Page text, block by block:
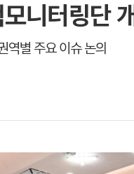
니터링단
역별 주요 이슈 논의